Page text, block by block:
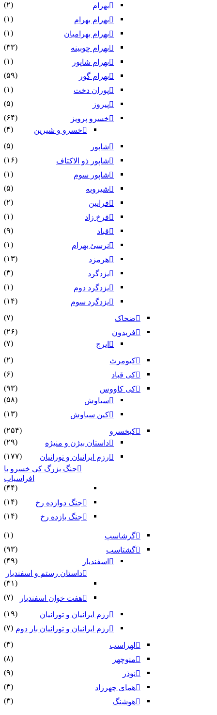
بهرام
(۲)
بهرام بهرام
(۱)
بهرام بهرامیان‏
(۱)
بهرام چوبینه
(۳۳)
بهرام شاپور
(۱)
بهرام گور
(۵۹)
پوران دخت
(۱)
پیروز
(۵)
خسرو پرویز
(۶۴)
خسرو و شیرین
(۴)
شاپور
(۵)
شاپور ذو الاکتاف
(۱۶)
شاپور سوم‏
(۱)
شیرویه
(۵)
فرایین
(۲)
فرخ زاد
(۱)
قباد
(۹)
نرسئ بهرام‏
(۱)
هرمزد
(۱۳)
یزدگرد
(۳)
یزدگرد دوم
(۱)
یزدگرد سوم
(۱۴)
ضحاک
(۷)
فریدون
(۲۶)
ایرج
(۷)
کیومرث
(۲)
کی قباد
(۶)
کی کاووس
(۹۳)
سیاوش
(۵۸)
کین سیاوش
(۱۳)
کیخسرو
(۲۵۴)
داستان بیژن و منیژه
(۲۹)
رزم ایرانیان و تورانیان
(۱۷۷)
جنگ بزرگ کی خسرو با
افراسیاب
(۴۴)
جنگ دوازده رخ
(۱۴)
جنگ یازده رخ
(۱۴)
گرشاسپ
(۱)
گشتاسب
(۹۳)
اسفندیار
(۴۹)
داستان رستم و اسفندیار
(۳۱)
هفت خوان اسفندیار
(۷)
رزم ایرانیان و تورانیان
(۱۹)
رزم ایرانیان و تورانیان بار دوم (۷)
لهراسب
(۳)
منوچهر
(۸)
نوذر
(۹)
هماى چهرزاد
(۳)
هوشنگ
(۳)